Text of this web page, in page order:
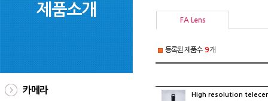
제품소개
카메라
FA Lens
등록된 제품수 9개
High resolution